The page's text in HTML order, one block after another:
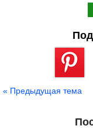
« Предыдущая тема